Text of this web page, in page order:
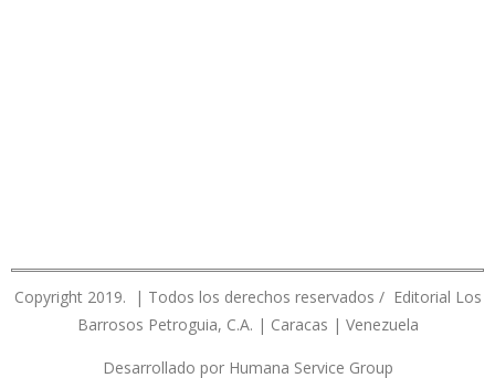
Copyright 2019. | Todos los derechos reservados / Editorial Los
Barrosos Petroguia, C.A. | Caracas | Venezuela
Desarrollado por Humana Service Group